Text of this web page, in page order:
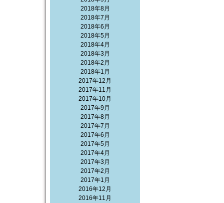
2018年8月
2018年7月
2018年6月
2018年5月
2018年4月
2018年3月
2018年2月
2018年1月
2017年12月
2017年11月
2017年10月
2017年9月
2017年8月
2017年7月
2017年6月
2017年5月
2017年4月
2017年3月
2017年2月
2017年1月
2016年12月
2016年11月